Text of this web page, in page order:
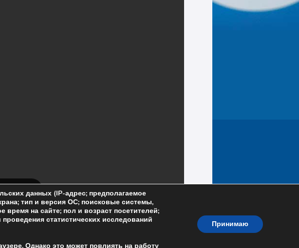
данных (IP-адрес; предполагаемое
тип и версия ОС; поисковые системы,
на сайте; пол и возраст посетителей;
статистических исследований
Однако это может повлиять на работу
Принимаю